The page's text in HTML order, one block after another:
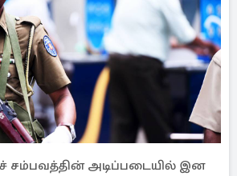
சம்பவத்தின் அடிப்படையில் இன